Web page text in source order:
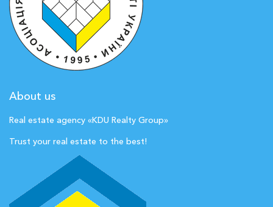
About us
Real estate agency «KDU Realty Group»
Trust your real estate to the best!